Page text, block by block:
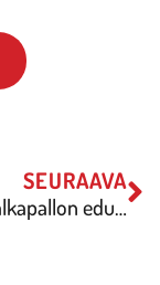
SEURAAVA
OLS 10:n jalkapallon edustusjoukkue lisää vauhtia